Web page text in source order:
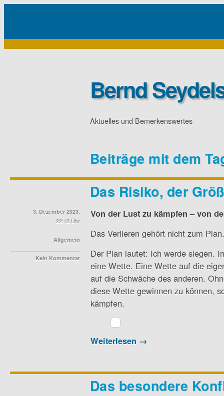
Bernd
Aktuelles und Bemerkenswertes
Beiträge mit dem
Das Risiko, der
3. Dezember 2023,
22:12 Uhr
Allgemein
Kein Kommentar
Von der Lust zu kämpfen – von
Das Verlieren gehört nicht zum
Der Plan lautet: Ich werde siegen.
eine Wette. Eine Wette auf die
auf die Schwäche des anderen.
diese Wette gewinnen zu können,
kämpfen.
Weiterlesen →
Das besondere